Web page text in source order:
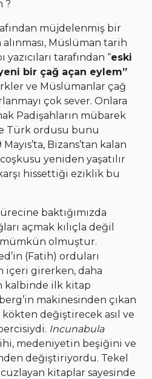
?
müjdelenmiş bir
Müslüman tarih
yazıcıları tarafından “eski
bir çağ açan eylem”
ve Müslümanlar çağ
çok sever. Onlara
Padişahların mübarek
Türk ordusu bunu
Bizans’tan kalan
yeniden yaşatılır
hissettiği eziklik bu
baktığımızda
açmak kılıçla değil
olmuştur.
(Fatih) orduları
içeri girerken, daha
kalbinde ilk kitap
makinesinden çıkan
değiştirecek asıl ve
Incunabula
medeniyetin beşiğini ve
değiştiriyordu. Tekel
kitaplar sayesinde